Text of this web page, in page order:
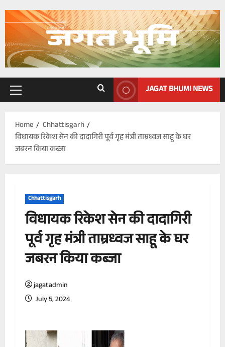
Primary
JAGAT BHUMI NEWS
Home
Chhattisgarh
विधायक रिकेश सेन की दादागिरी पूर्व गृह मंत्री ताम्रध्वज साहू के घर
जबरन किया कब्जा
Chhattisgarh
विधायक रिकेश सेन की दादागिरी
पूर्व गृह मंत्री ताम्रध्वज साहू के घर
जबरन किया कब्जा
jagatadmin
July 5, 2024